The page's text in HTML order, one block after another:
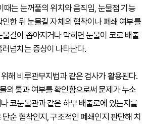
때는 눈꺼풀의 위치와 움직임, 눈물점 기능
한 뒤 눈물길 자체의 협착이나 폐쇄 여부를
길이 좁아지거나 막히면 눈물이 코로 배출
넘치는 증상이 나타난다.
해 비루관부지법과 같은 검사가 활용된다.
의 통과 여부를 확인함으로써 문제가 누소
코눈물관과 같은 하부 배출로에 있는지를
순 협착인지, 구조적인 폐쇄인지 판단해 치